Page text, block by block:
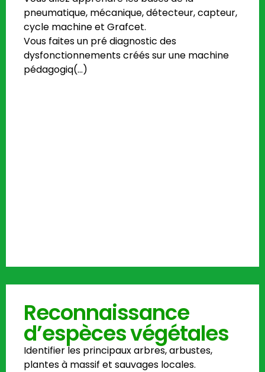
pneumatique, mécanique, détecteur, capteur,
cycle machine et Grafcet.
Vous faites un pré diagnostic des
dysfonctionnements créés sur une machine
pédagogiq(…)
Reconnaissance
d’espèces végétales
Identifier les principaux arbres, arbustes,
plantes à massif et sauvages locales.